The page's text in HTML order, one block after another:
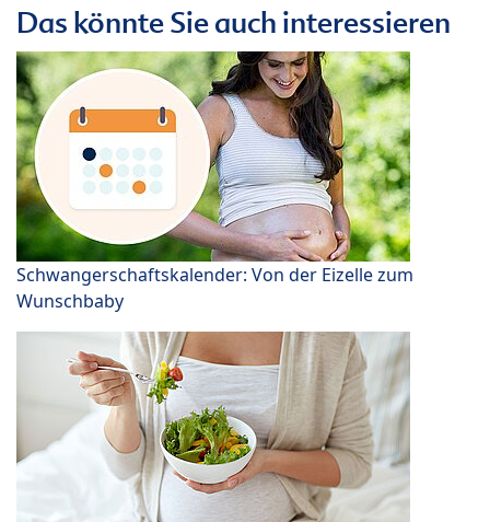
Das könnte Sie auch interessieren
Schwangerschaftskalender: Von der Eizelle zum
Wunschbaby